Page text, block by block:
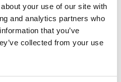
your use of our site with
and analytics partners who
that you’ve
collected from your use
familjen
och bygglagar klart. Förmodligen
byggvaruhus som välkomnar
Varbergs Trä har allt